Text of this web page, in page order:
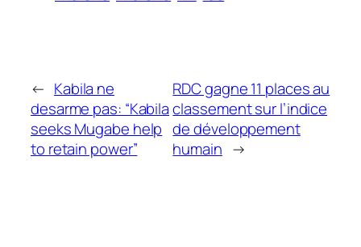
← Kabila ne
desarme pas: “Kabila
seeks Mugabe help
to retain power”
RDC gagne 11 places au
classement sur l’indice
de développement
humain →